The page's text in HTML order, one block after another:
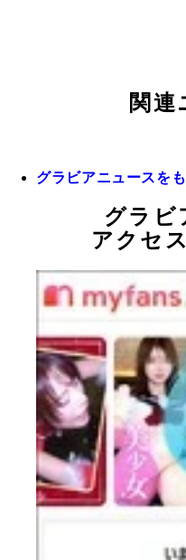
関連
グラビアニュースを
グラビ
アクセ